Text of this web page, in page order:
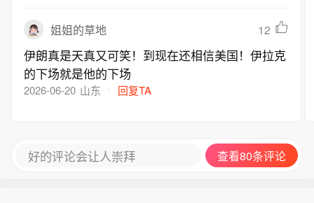
姐姐的草地 12
伊朗真是天真又可笑！到现在还相信美国！伊拉克
的下场就是他的下场
2026-06-20 山东 回复TA
好的评论会让人崇拜 查看80条评论